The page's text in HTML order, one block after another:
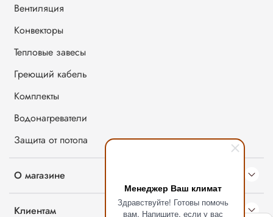
Менеджер Ваш климат
Здравствуйте! Готовы помочь
вам. Напишите, если у вас
Вентиляция
Конвекторы
Тепловые завесы
Греющий кабель
Комплекты
Водонагреватели
Защита от потопа
О магазине
Клиентам